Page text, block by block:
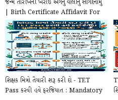
જન્મ તારીખની ખરાઈ અંગેનું વાલીનું સોગંદનામુ
| Birth Certificate Affidavit For
Sc...
શિક્ષક મિત્રો તૈયારી શરૂ કરી દો - TET
Pass કરવી હવે ફરજિયાત : Mandatory